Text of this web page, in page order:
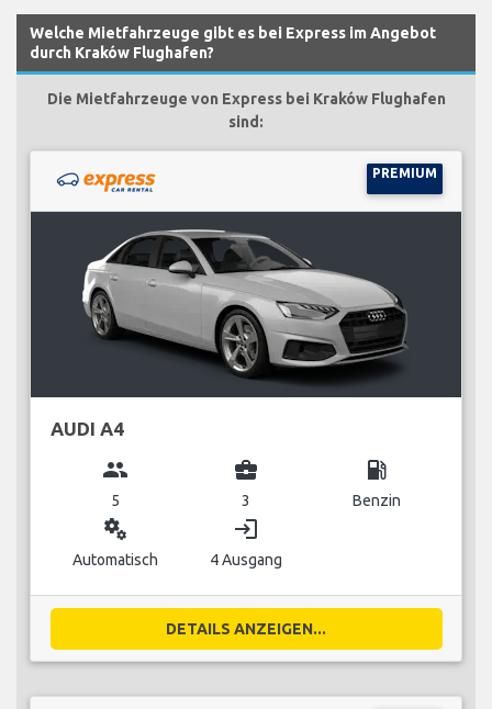
Welche Mietfahrzeuge gibt es bei Express im Angebot
durch Kraków Flughafen?
Die Mietfahrzeuge von Express bei Kraków Flughafen
sind:
PREMIUM
AUDI A4
group
5
business_center
3
local_gas_station
Benzin
miscellaneous_services
Automatisch
login
4 Ausgang
DETAILS ANZEIGEN...